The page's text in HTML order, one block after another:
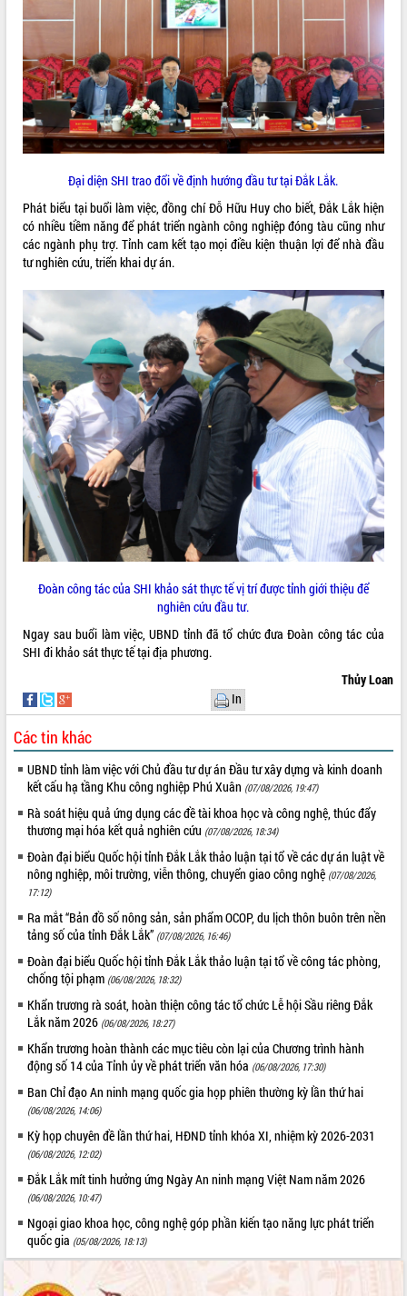
VIDEO
và tặng quà người dân xã Cư Pui
Hội nghị UBND tỉnh Đắk Lắk thường kỳ
tháng 7/2026
Lễ truy tặng danh hiệu “Bà Mẹ Việt
Nam Anh hùng” và trao Huân chương
Lao động
UBND tỉnh Đắk Lắk triển khai nhiệm
vụ 6 tháng cuối năm 2026
Kỳ họp thứ Hai, Hội đồng nhân dân
tỉnh khóa XI quyết nghị nhiều nội dung
quan trọng
Bí thư Tỉnh ủy Lương Nguyễn Minh
Triết thăm, tặng quà người có công với
cách mạng
Rà soát, hoàn thiện hệ thống thiết chế
văn hóa, thể thao đáp ứng yêu cầu
Thường trực HĐND tỉnh Đắk Lắk gặp
mặt Đoàn chuyên gia y tế TP. Hồ Chí
Lễ truy điệu và an táng hài cốt liệt sĩ
tại Nghĩa trang Liệt sĩ xã Sơn Hòa
Bàn giải pháp tháo gỡ khó khăn trong
xuất khẩu sầu riêng và triển khai quy
định EUDR
Thứ trưởng Bộ Nông nghiệp và Môi
trường Nguyễn Hoàng Hiệp khảo sát
vùng trồng và doanh nghiệp đóng gói
sầu riêng tại Đắk Lắk
Trình diễn nghệ thuật chế biến các
món ăn từ sầu riêng
Đắk Lắk công bố Quy hoạch và xúc
tiến đầu tư tỉnh
Ngành cá ngừ Đắk Lắk chủ động thích
ứng để giữ vững thị trường xuất khẩu
Diễn đàn Kinh tế tư nhân Việt Nam đột
phá cơ chế - Hợp tác công tư
Đề án 06 tạo bước ngoặt đột phá trong
cải cách hành chính tỉnh Đắk Lắk
để phát triển du lịch Đắk Lắk
Khởi động Dự án Đầu tư xây dựng hạ
tầng kỹ thuật Cụm công nghiệp Tân
Tiến
Gặp mặt các cơ quan báo chí nhân Kỷ
niệm 101 năm Ngày Báo chí Cách
mạng Việt Nam
Đắk Lắk sơ kết 4 năm triển khai thực
hiện Đề án 06 của Chính phủ
Họp báo thông tin về Hội nghị Công bố
ALBUM ẢNH
LIÊN KẾT WEB
Hôm nay: 22487
Tất cả: 66067810
Đại diện SHI trao đổi về định hướng đầu tư tại Đắk Lắk.
Phát biểu tại buổi làm việc, đồng chí Đỗ Hữu Huy cho biết, Đắk Lắk hiện
có nhiều tiềm năng để phát triển ngành công nghiệp đóng tàu cũng như
các ngành phụ trợ. Tỉnh cam kết tạo mọi điều kiện thuận lợi để nhà đầu
tư nghiên cứu, triển khai dự án.
Đoàn công tác của SHI khảo sát thực tế vị trí được tỉnh giới thiệu để
nghiên cứu đầu tư.
Ngay sau buổi làm việc, UBND tỉnh đã tổ chức đưa Đoàn công tác của
SHI đi khảo sát thực tế tại địa phương.
Thủy Loan
In
Các tin khác
UBND tỉnh làm việc với Chủ đầu tư dự án Đầu tư xây dựng và kinh doanh
kết cấu hạ tầng Khu công nghiệp Phú Xuân (07/08/2026, 19:47)
Rà soát hiệu quả ứng dụng các đề tài khoa học và công nghệ, thúc đẩy
thương mại hóa kết quả nghiên cứu (07/08/2026, 18:34)
Đoàn đại biểu Quốc hội tỉnh Đắk Lắk thảo luận tại tổ về các dự án luật về
nông nghiệp, môi trường, viễn thông, chuyển giao công nghệ (07/08/2026,
17:12)
Ra mắt “Bản đồ số nông sản, sản phẩm OCOP, du lịch thôn buôn trên nền
tảng số của tỉnh Đắk Lắk” (07/08/2026, 16:46)
Đoàn đại biểu Quốc hội tỉnh Đắk Lắk thảo luận tại tổ về công tác phòng,
chống tội phạm (06/08/2026, 18:32)
Khẩn trương rà soát, hoàn thiện công tác tổ chức Lễ hội Sầu riêng Đắk
Lắk năm 2026 (06/08/2026, 18:27)
Khẩn trương hoàn thành các mục tiêu còn lại của Chương trình hành
động số 14 của Tỉnh ủy về phát triển văn hóa (06/08/2026, 17:30)
Ban Chỉ đạo An ninh mạng quốc gia họp phiên thường kỳ lần thứ hai
(06/08/2026, 14:06)
Kỳ họp chuyên đề lần thứ hai, HĐND tỉnh khóa XI, nhiệm kỳ 2026-2031
(06/08/2026, 12:02)
Đắk Lắk mít tinh hưởng ứng Ngày An ninh mạng Việt Nam năm 2026
(06/08/2026, 10:47)
Ngoại giao khoa học, công nghệ góp phần kiến tạo năng lực phát triển
quốc gia (05/08/2026, 18:13)